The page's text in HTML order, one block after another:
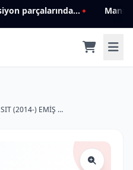
Mannlich: Filtre ve ön süspansiyon parçalarında genişleyen ürün yelpazesiyle kalite ve güven.
MAF-5106 BK31-9601-AC FORD TRANSIT (2014-) EMİŞ HAVA FİLTRESİ